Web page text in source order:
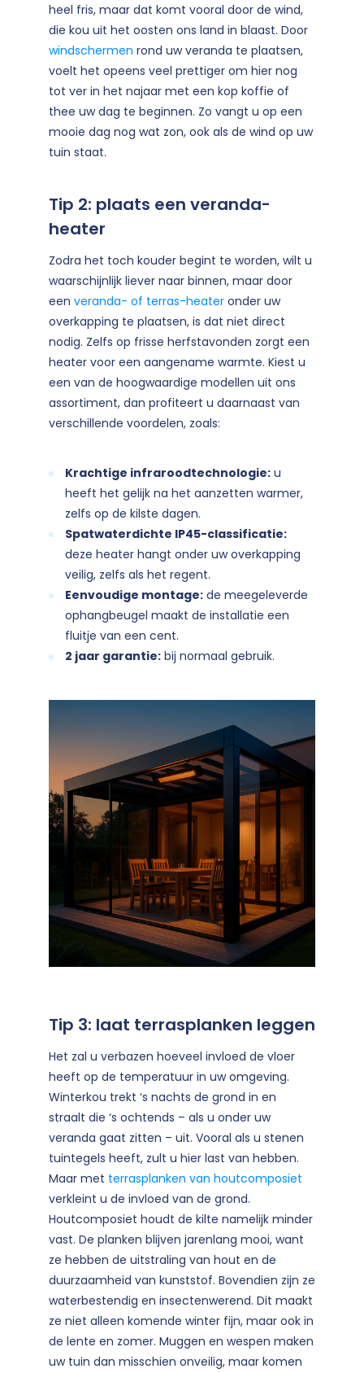
heel fris, maar dat komt vooral door de wind,
die kou uit het oosten ons land in blaast. Door
windschermen rond uw veranda te plaatsen,
voelt het opeens veel prettiger om hier nog
tot ver in het najaar met een kop koffie of
thee uw dag te beginnen. Zo vangt u op een
mooie dag nog wat zon, ook als de wind op uw
tuin staat.
Tip 2: plaats een veranda-
heater
Zodra het toch kouder begint te worden, wilt u
waarschijnlijk liever naar binnen, maar door
een veranda- of terras-heater onder uw
overkapping te plaatsen, is dat niet direct
nodig. Zelfs op frisse herfstavonden zorgt een
heater voor een aangename warmte. Kiest u
een van de hoogwaardige modellen uit ons
assortiment, dan profiteert u daarnaast van
verschillende voordelen, zoals:
Krachtige infraroodtechnologie: u
heeft het gelijk na het aanzetten warmer,
zelfs op de kilste dagen.
Spatwaterdichte IP45-classificatie:
deze heater hangt onder uw overkapping
veilig, zelfs als het regent.
Eenvoudige montage: de meegeleverde
ophangbeugel maakt de installatie een
fluitje van een cent.
2 jaar garantie: bij normaal gebruik.
Tip 3: laat terrasplanken leggen
Het zal u verbazen hoeveel invloed de vloer
heeft op de temperatuur in uw omgeving.
Winterkou trekt ‘s nachts de grond in en
straalt die ‘s ochtends – als u onder uw
veranda gaat zitten – uit. Vooral als u stenen
tuintegels heeft, zult u hier last van hebben.
Maar met terrasplanken van houtcomposiet
verkleint u de invloed van de grond.
Houtcomposiet houdt de kilte namelijk minder
vast. De planken blijven jarenlang mooi, want
ze hebben de uitstraling van hout en de
duurzaamheid van kunststof. Bovendien zijn ze
waterbestendig en insectenwerend. Dit maakt
ze niet alleen komende winter fijn, maar ook in
de lente en zomer. Muggen en wespen maken
uw tuin dan misschien onveilig, maar komen